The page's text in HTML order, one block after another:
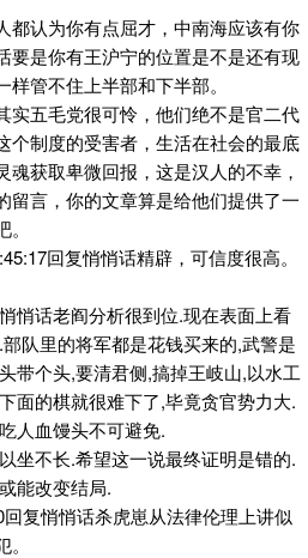
都认为你有点屈才，中南海应该有你
要是你有王沪宁的位置是不是还有现
管不住上半部和下半部。
实五毛党很可怜，他们绝不是官二代
个制度的受害者，生活在社会的最底
魂获取卑微回报，这是汉人的不幸，
留言，你的文章算是给他们提供了一
回复悄悄话精辟，可信度很高。
悄话老阎分析很到位.现在表面上看
队里的将军都是花钱买来的,武警是
带个头,要清君侧,搞掉王岐山,以水工
面的棋就很难下了,毕竟贪官势力大.
人血馒头不可避免.
坐不长.希望这一说最终证明是错的.
能改变结局.
复悄悄话杀虎崽从法律伦理上讲似